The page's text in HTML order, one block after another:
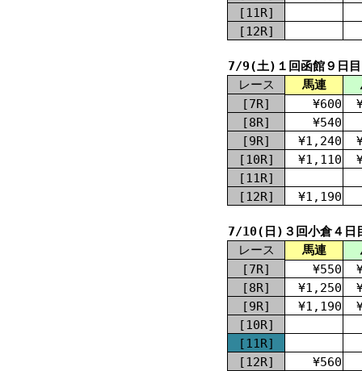
[11R]
[12R]
7/9(土)１回函館９日目
レース
馬連
[7R]
¥600
[8R]
¥540
[9R]
¥1,240
[10R]
¥1,110
[11R]
[12R]
¥1,190
7/10(日)３回小倉４日
レース
馬連
[7R]
¥550
[8R]
¥1,250
[9R]
¥1,190
[10R]
[11R]
[12R]
¥560